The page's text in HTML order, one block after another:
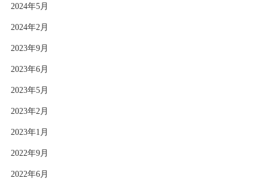
2024年5月
2024年2月
2023年9月
2023年6月
2023年5月
2023年2月
2023年1月
2022年9月
2022年6月